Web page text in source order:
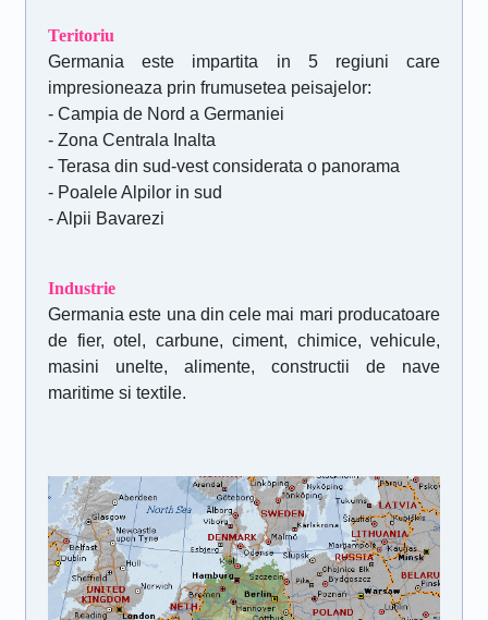
Teritoriu
Germania este impartita in 5 regiuni care
impresioneaza prin frumusetea peisajelor:
- Campia de Nord a Germaniei
- Zona Centrala Inalta
- Terasa din sud-vest considerata o panorama
- Poalele Alpilor in sud
- Alpii Bavarezi
Industrie
Germania este una din cele mai mari producatoare
de fier, otel, carbune, ciment, chimice, vehicule,
masini unelte, alimente, constructii de nave
maritime si textile.